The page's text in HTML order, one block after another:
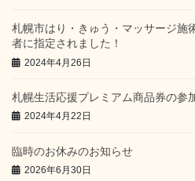
札幌市はり・きゅう・マッサージ施
者に指定されました！
2024年4月26日
札幌生活応援プレミアム商品券の参
2024年4月22日
臨時のお休みのお知らせ
2026年6月30日